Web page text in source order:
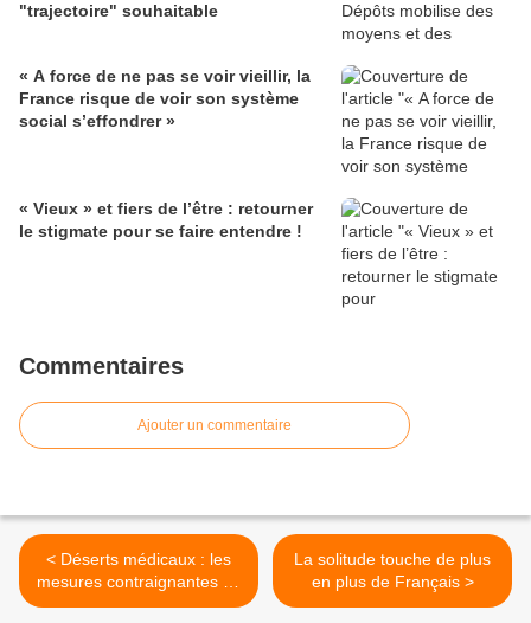
"trajectoire" souhaitable
« A force de ne pas se voir vieillir, la
France risque de voir son système
social s’effondrer »
« Vieux » et fiers de l’être : retourner
le stigmate pour se faire entendre !
Commentaires
Ajouter un commentaire
< Déserts médicaux : les
mesures contraignantes de
la loi HPST mises "entre
La solitude touche de plus
en plus de Français >